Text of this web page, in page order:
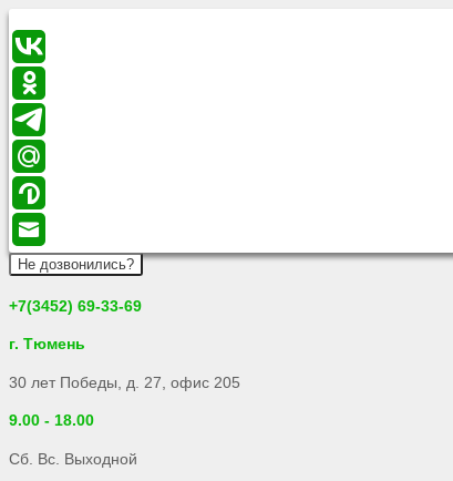
Не дозвонились?
+7(3452) 69-33-69
г. Тюмень
30 лет Победы, д. 27, офис 205
9.00 - 18.00
Сб. Вс. Выходной